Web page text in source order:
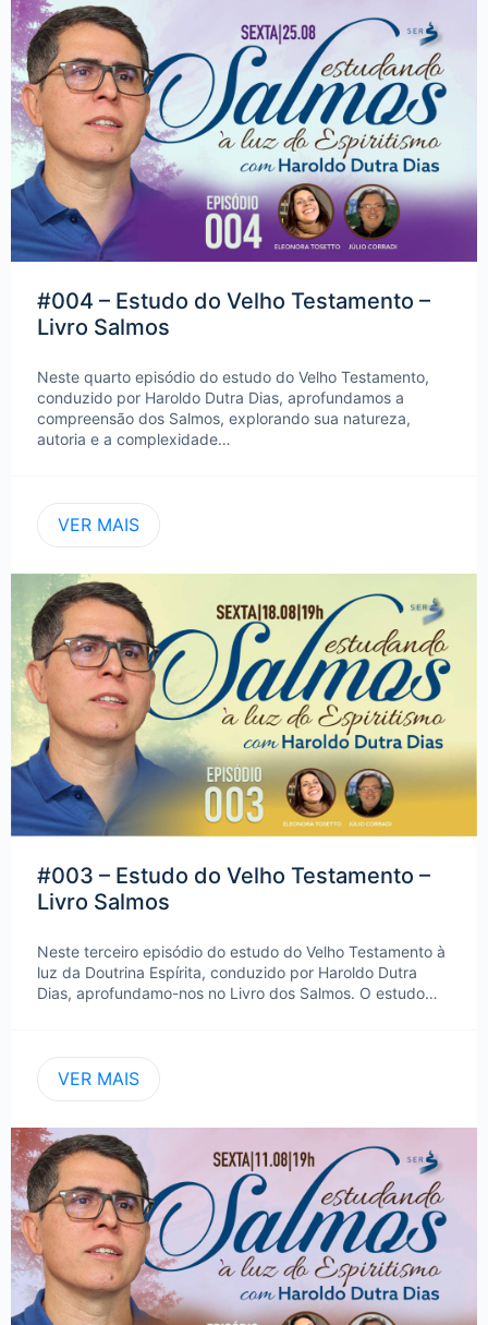
#004 – Estudo do Velho Testamento –
Livro Salmos
Neste quarto episódio do estudo do Velho Testamento,
conduzido por Haroldo Dutra Dias, aprofundamos a
compreensão dos Salmos, explorando sua natureza,
autoria e a complexidade…
VER MAIS
#003 – Estudo do Velho Testamento –
Livro Salmos
Neste terceiro episódio do estudo do Velho Testamento à
luz da Doutrina Espírita, conduzido por Haroldo Dutra
Dias, aprofundamo-nos no Livro dos Salmos. O estudo…
VER MAIS